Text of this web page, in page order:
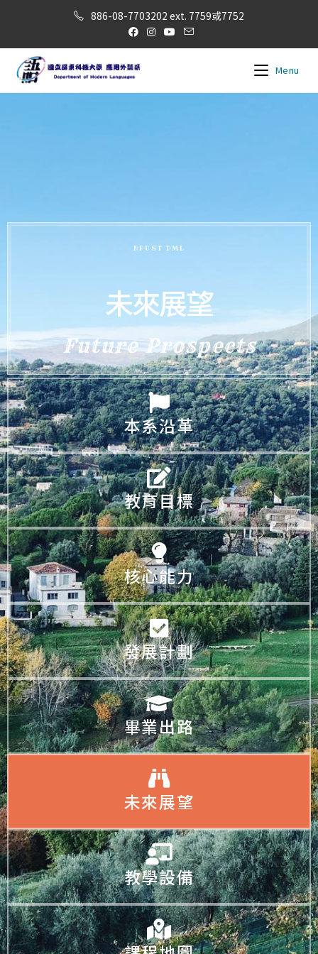
886-08-7703202 ext. 7759或7752
Menu
NPUST DML
未來展望
Future Prospects
本系沿革
教育目標
核心能力
發展計劃
畢業出路
未來展望
教學設備